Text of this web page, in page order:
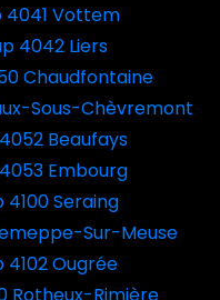
4041 Vottem
4042 Liers
Chaudfontaine
Sous-Chèvremont
Beaufays
Embourg
Seraing
Sur-Meuse
Ougrée
Rotheux-Rimière